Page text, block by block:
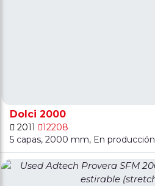
Dolci 2000
2011
12208
5 capas, 2000 mm, En producción